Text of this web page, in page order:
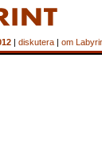
| diskutera | om